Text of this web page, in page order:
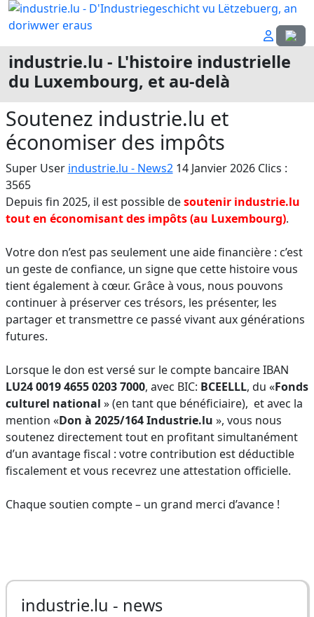
industrie.lu - L'histoire industrielle
du Luxembourg, et au-delà
Soutenez industrie.lu et
économiser des impôts
Super User industrie.lu - News2 14 Janvier 2026 Clics :
3565
Depuis fin 2025, il est possible desoutenir industrie.lu
tout en économisant des impôts (au Luxembourg).
Votre don n’est pas seulement une aide financière : c’est
un geste de confiance, un signe que cette histoire vous
tient également à cœur. Grâce à vous, nous pouvons
continuer à préserver ces trésors, les présenter, les
partager et transmettre ce passé vivant aux générations
futures.
Lorsque le don est versé sur le compte bancaire IBAN
LU24 0019 4655 0203 7000, avec BIC: BCEELLL, du «Fonds
culturel national » (en tant que bénéficiaire), et avec la
mention «Don à 2025/164 Industrie.lu », vous nous
soutenez directement tout en profitant simultanément
d’un avantage fiscal : votre contribution est déductible
fiscalement et vous recevrez une attestation officielle.
Chaque soutien compte – un grand merci d’avance !
industrie.lu - news